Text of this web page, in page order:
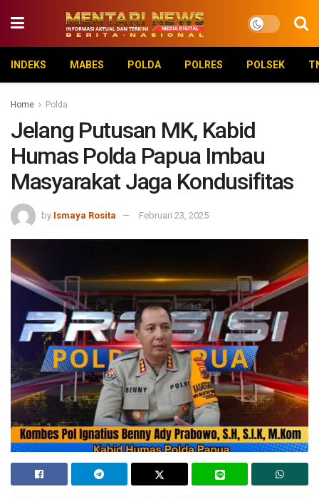
INDEKS MABES POLDA POLRES POLSEK
Home Polda
Jelang Putusan MK, Kabid
Humas Polda Papua Imbau
Masyarakat Jaga Kondusifitas
by Ismaya Rosita Februari 23, 2025